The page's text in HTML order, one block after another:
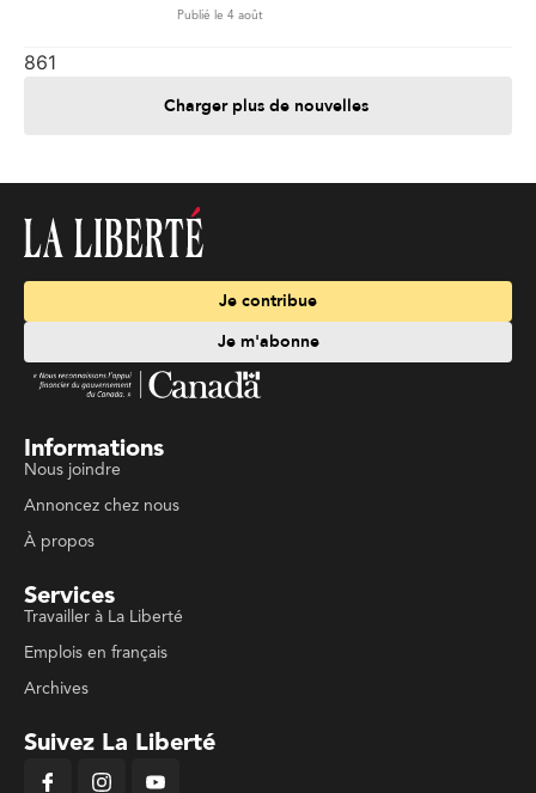
Publié le 4 août
861
Charger plus de nouvelles
Je contribue
Je m'abonne
Informations
Nous joindre
Annoncez chez nous
À propos
Services
Travailler à La Liberté
Emplois en français
Archives
Suivez La Liberté